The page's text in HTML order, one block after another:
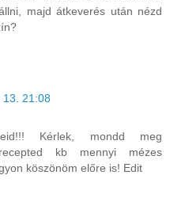
majd átkeverés után nézd
13. 21:08
Kérlek, mondd meg
kb mennyi mézes
köszönöm előre is! Edit